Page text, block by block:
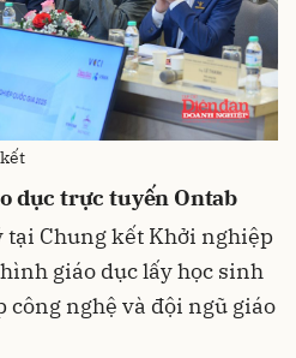
dục trực tuyến Ontab
tại Chung kết Khởi nghiệp
giáo dục lấy học sinh
nghệ và đội ngũ giáo